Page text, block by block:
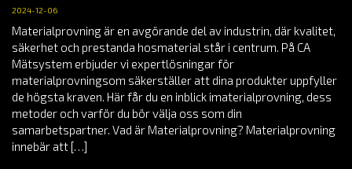
2024-12-06
Materialprovning är en avgörande del av industrin, där kvalitet,
säkerhet och prestanda hosmaterial står i centrum. På CA
Mätsystem erbjuder vi expertlösningar för
materialprovningsom säkerställer att dina produkter uppfyller
de högsta kraven. Här får du en inblick imaterialprovning, dess
metoder och varför du bör välja oss som din
samarbetspartner. Vad är Materialprovning? Materialprovning
innebär att […]